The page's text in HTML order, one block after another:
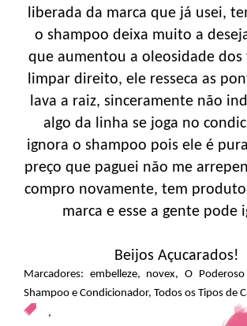
liberada da marca que já usei,
o shampoo deixa muito a
que aumentou a oleosidade dos
limpar direito, ele resseca as
lava a raiz, sinceramente não
algo da linha se joga no
ignora o shampoo pois ele é
preço que paguei não me
compro novamente, tem
marca e esse a gente pode
Beijos Açucarados!
Marcadores: embelleze, novex,O
Shampoo e Condicionador, Todos os Tipos de
,